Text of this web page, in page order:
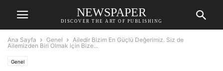
NEWSPAPER
DISCOVER THE ART OF PUBLISHING
Ana Sayfa Genel
Ailedir Bizim En Güçlü Değerimiz. Siz de
Ailemizden Biri Olmak için Bize...
Genel